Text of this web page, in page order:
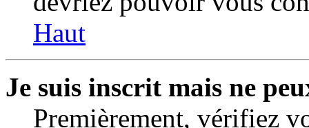
Haut
Je suis inscrit mais ne
Premièrement, vérifiez